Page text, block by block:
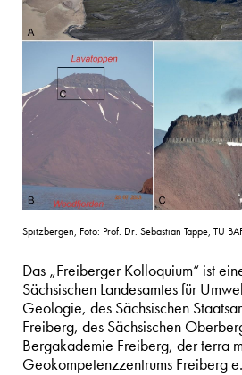
Spitzbergen, Foto: Prof. Dr. Sebastian Tappe, TU
Das „Freiberger Kolloquium“ ist
Sächsischen Landesamtes für
Geologie, des Sächsischen
Freiberg, des Sächsischen
Bergakademie Freiberg, der terra
Geokompetenzzentrums Freiberg